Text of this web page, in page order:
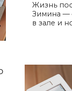
Жизнь
Зимина —
в зале и